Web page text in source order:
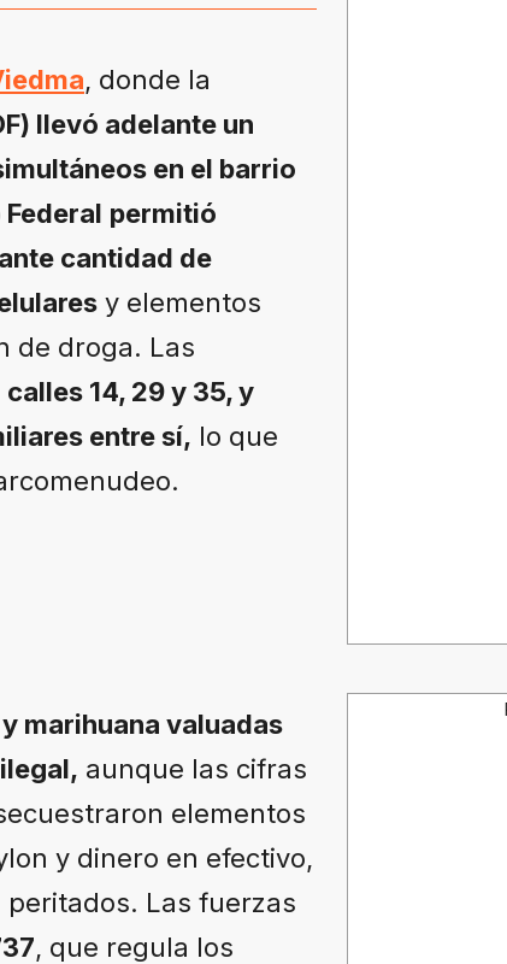
, donde la
llevó adelante un
en el barrio
permitió
cantidad de
y elementos
de droga. Las
calles 14, 29 y 35, y
entre sí, lo que
marihuana valuadas
aunque las cifras
elementos
y dinero en efectivo,
Las fuerzas
, que regula los